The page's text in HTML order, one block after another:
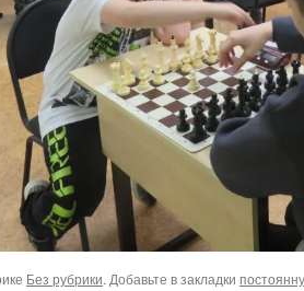
Без рубрики. Добавьте в закладки